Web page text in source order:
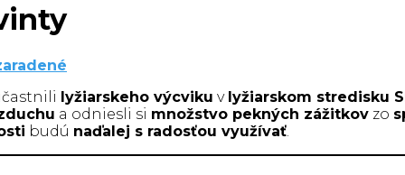
lyžiarskeho výcviku v lyžiarskom stredisku
a odniesli si množstvo pekných zážitkov zo
budú naďalej s radosťou využívať.